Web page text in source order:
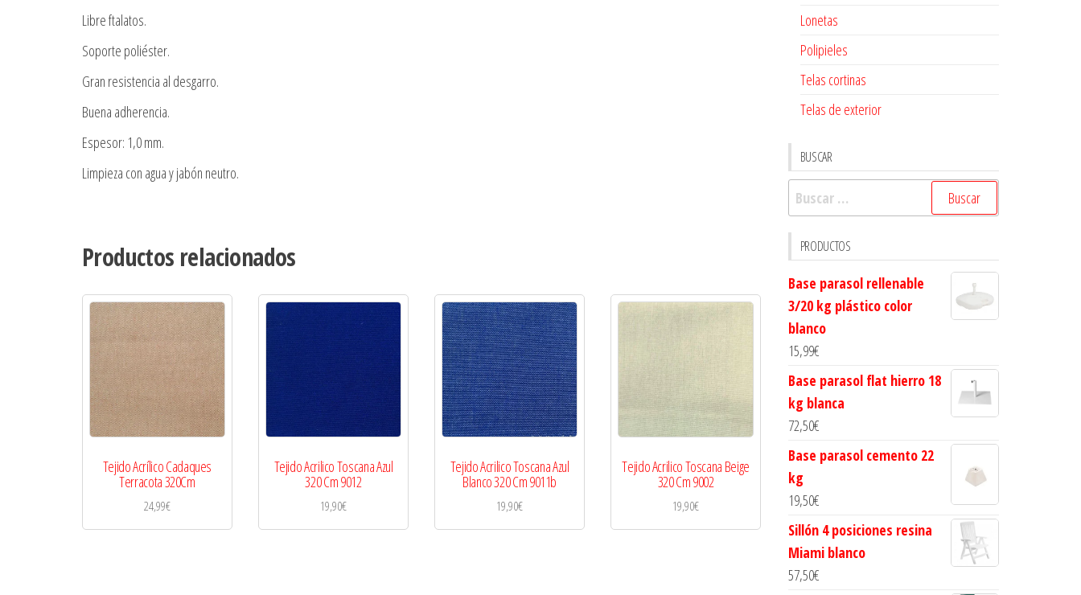
Libre ftalatos.
Soporte poliéster.
Gran resistencia al desgarro.
Buena adherencia.
Espesor: 1,0 mm.
Limpieza con agua y jabón neutro.
Productos relacionados
Tejido Acrílico Cadaques
Terracota 320Cm
24,99€
Tejido Acrilico Toscana Azul
320 Cm 9012
19,90€
Tejido Acrilico Toscana Azul
Blanco 320 Cm 9011b
19,90€
Tejido Acrilico Toscana Beige
320 Cm 9002
19,90€
Lonetas
Polipieles
Telas cortinas
Telas de exterior
BUSCAR
Buscar:
PRODUCTOS
Base parasol rellenable
3/20 kg plástico color
blanco
15,99€
Base parasol flat hierro 18
kg blanca
72,50€
Base parasol cemento 22
kg
19,50€
Sillón 4 posiciones resina
Miami blanco
57,50€